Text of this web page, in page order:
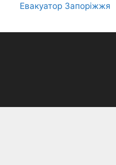
Евакуатор Запоріжжя